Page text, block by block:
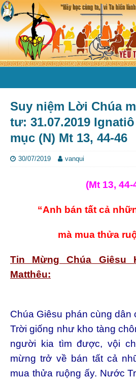
Suy niệm Lời Chúa
tư: 31.07.2019
mục (N) Mt 13, 44-46
30/07/2019 vanqui
(Mt 13, 44-
“Anh bán tất cả
mà mua thửa
Tin Mừng Chúa Giêsu
Matthêu:
Chúa Giêsu phán cùng dân
Trời giống như kho tàng
người kia tìm được, vội
mừng trở về bán tất cả
mua thửa ruộng ấy. Nước